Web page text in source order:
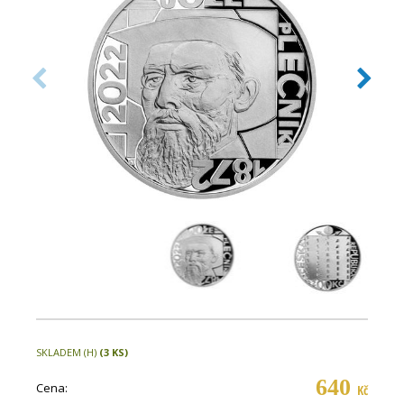
SKLADEM (H) (3 KS)
Cena: 640 Kč